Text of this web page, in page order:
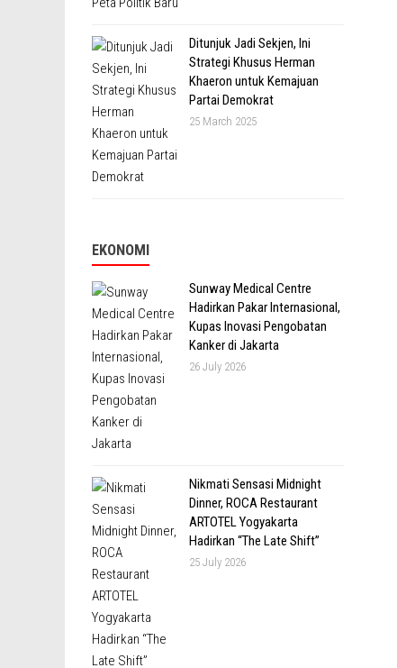
Ditunjuk Jadi Sekjen, Ini
Strategi Khusus Herman
Khaeron untuk Kemajuan
Partai Demokrat
25 March 2025
EKONOMI
Sunway Medical Centre
Hadirkan Pakar Internasional,
Kupas Inovasi Pengobatan
Kanker di Jakarta
26 July 2026
Nikmati Sensasi Midnight
Dinner, ROCA Restaurant
ARTOTEL Yogyakarta
Hadirkan “The Late Shift”
25 July 2026